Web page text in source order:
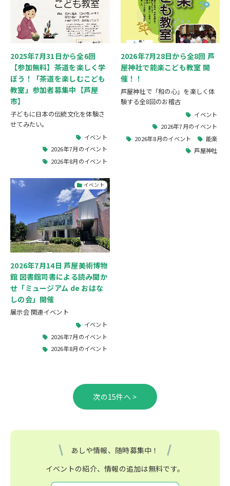
2025年7月31日から全6回
【参加無料】茶道を楽しく学
ぼう！「茶道を楽しむこども
教室」参加者募集中【芦屋
市】
子どもに日本の伝統文化を体験さ
せてみたい。
イベント
2026年7月のイベント
2026年8月のイベント
2026年7月28日から全8回 芦
屋神社で能楽こども教室 開
催！！
芦屋神社で「和の心」を楽しく体
験する全8回のお稽古
イベント
2026年7月のイベント
2026年8月のイベント
能楽
芦屋神社
イベント
2026年7月14日 芦屋美術博物
館 図書館司書による読み聞か
せ「ミュージアム de おはな
しの会」開催
展示会 関連イベント
イベント
2026年7月のイベント
2026年8月のイベント
>
あしや情報、随時募集中！
イベントの紹介、情報の追加は無料です。